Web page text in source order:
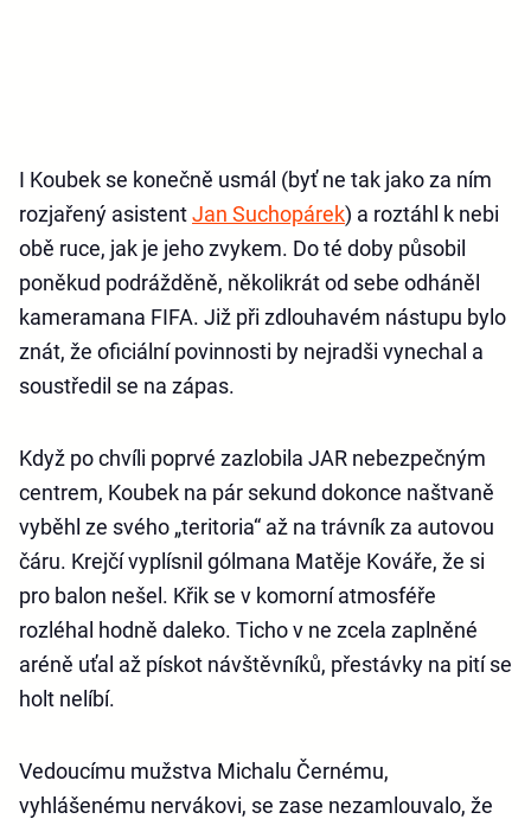
I Koubek se konečně usmál (byť ne tak jako za ním
rozjařený asistentJan Suchopárek) a roztáhl k nebi
obě ruce, jak je jeho zvykem. Do té doby působil
poněkud podrážděně, několikrát od sebe odháněl
kameramana FIFA. Již při zdlouhavém nástupu bylo
znát, že oficiální povinnosti by nejradši vynechal a
soustředil se na zápas.
Když po chvíli poprvé zazlobila JAR nebezpečným
centrem, Koubek na pár sekund dokonce naštvaně
vyběhl ze svého „teritoria“ až na trávník za autovou
čáru. Krejčí vyplísnil gólmana Matěje Kováře, že si
pro balon nešel. Křik se v komorní atmosféře
rozléhal hodně daleko. Ticho v ne zcela zaplněné
aréně uťal až pískot návštěvníků, přestávky na pití se
holt nelíbí.
Vedoucímu mužstva Michalu Černému,
vyhlášenému nervákovi, se zase nezamlouvalo, že